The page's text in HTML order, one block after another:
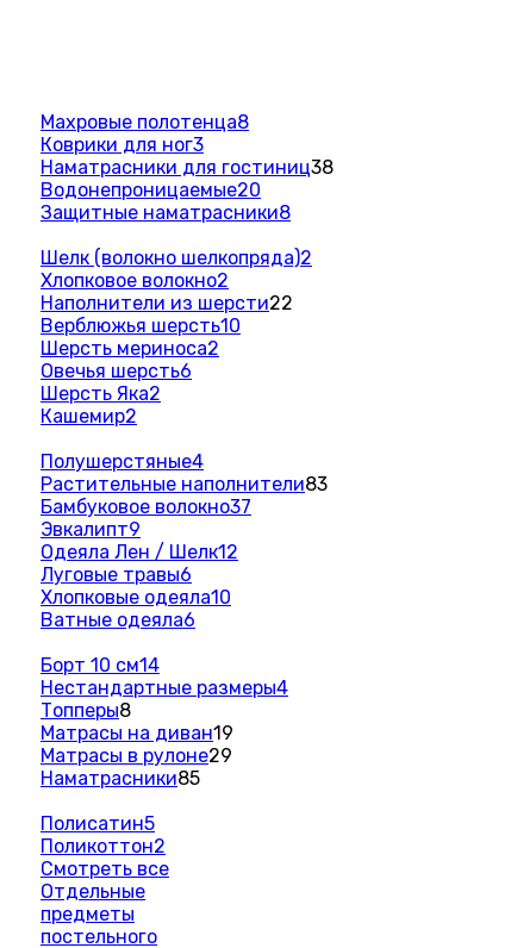
Махровые полотенца8
Коврики для ног3
Наматрасники для гостиниц38
Водонепроницаемые20
Защитные наматрасники8
Шелк (волокно шелкопряда)2
Хлопковое волокно2
Наполнители из шерсти22
Верблюжья шерсть10
Шерсть мериноса2
Овечья шерсть6
Шерсть Яка2
Кашемир2
Полушерстяные4
Растительные наполнители83
Бамбуковое волокно37
Эвкалипт9
Одеяла Лен / Шелк12
Луговые травы6
Хлопковые одеяла10
Ватные одеяла6
Борт 10 см14
Нестандартные размеры4
Топперы8
Матрасы на диван19
Матрасы в рулоне29
Наматрасники85
Полисатин5
Поликоттон2
Смотреть все
Отдельные
предметы
постельного